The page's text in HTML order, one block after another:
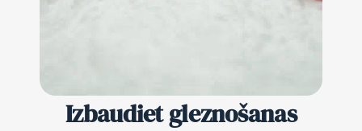
Izbaudiet gleznošanas